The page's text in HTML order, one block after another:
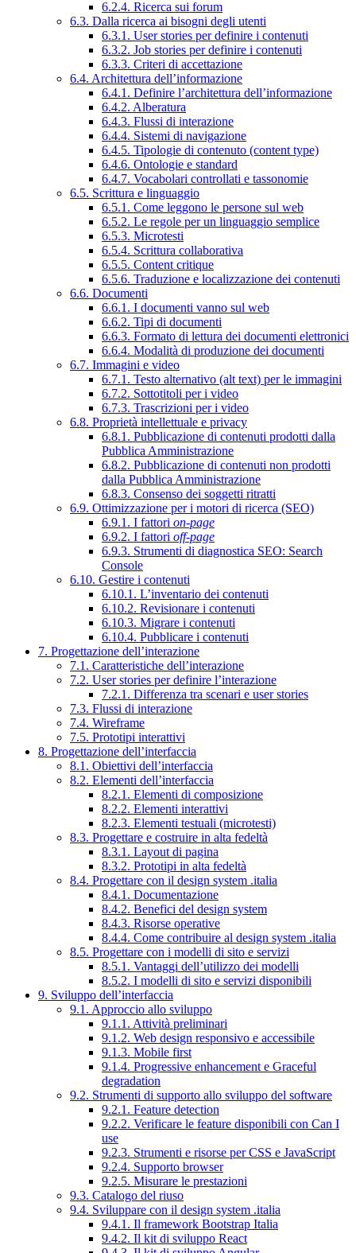
6.2.4. Ricerca sui forum
6.3. Dalla ricerca ai bisogni degli utenti
6.3.1. User stories per definire i contenuti
6.3.2. Job stories per definire i contenuti
6.3.3. Criteri di accettazione
6.4. Architettura dell’informazione
6.4.1. Definire l’architettura dell’informazione
6.4.2. Alberatura
6.4.3. Flussi di interazione
6.4.4. Sistemi di navigazione
6.4.5. Tipologie di contenuto (content type)
6.4.6. Ontologie e standard
6.4.7. Vocabolari controllati e tassonomie
6.5. Scrittura e linguaggio
6.5.1. Come leggono le persone sul web
6.5.2. Le regole per un linguaggio semplice
6.5.3. Microtesti
6.5.4. Scrittura collaborativa
6.5.5. Content critique
6.5.6. Traduzione e localizzazione dei contenuti
6.6. Documenti
6.6.1. I documenti vanno sul web
6.6.2. Tipi di documenti
6.6.3. Formato di lettura dei documenti elettronici
6.6.4. Modalità di produzione dei documenti
6.7. Immagini e video
6.7.1. Testo alternativo (alt text) per le immagini
6.7.2. Sottotitoli per i video
6.7.3. Trascrizioni per i video
6.8. Proprietà intellettuale e privacy
6.8.1. Pubblicazione di contenuti prodotti dalla
Pubblica Amministrazione
6.8.2. Pubblicazione di contenuti non prodotti
dalla Pubblica Amministrazione
6.8.3. Consenso dei soggetti ritratti
6.9. Ottimizzazione per i motori di ricerca (SEO)
6.9.1. I fattori on-page
6.9.2. I fattori off-page
6.9.3. Strumenti di diagnostica SEO: Search
Console
6.10. Gestire i contenuti
6.10.1. L’inventario dei contenuti
6.10.2. Revisionare i contenuti
6.10.3. Migrare i contenuti
6.10.4. Pubblicare i contenuti
7. Progettazione dell’interazione
7.1. Caratteristiche dell’interazione
7.2. User stories per definire l’interazione
7.2.1. Differenza tra scenari e user stories
7.3. Flussi di interazione
7.4. Wireframe
7.5. Prototipi interattivi
8. Progettazione dell’interfaccia
8.1. Obiettivi dell’interfaccia
8.2. Elementi dell’interfaccia
8.2.1. Elementi di composizione
8.2.2. Elementi interattivi
8.2.3. Elementi testuali (microtesti)
8.3. Progettare e costruire in alta fedeltà
8.3.1. Layout di pagina
8.3.2. Prototipi in alta fedeltà
8.4. Progettare con il design system .italia
8.4.1. Documentazione
8.4.2. Benefici del design system
8.4.3. Risorse operative
8.4.4. Come contribuire al design system .italia
8.5. Progettare con i modelli di sito e servizi
8.5.1. Vantaggi dell’utilizzo dei modelli
8.5.2. I modelli di sito e servizi disponibili
9. Sviluppo dell’interfaccia
9.1. Approccio allo sviluppo
9.1.1. Attività preliminari
9.1.2. Web design responsivo e accessibile
9.1.3. Mobile first
9.1.4. Progressive enhancement e Graceful
degradation
9.2. Strumenti di supporto allo sviluppo del software
9.2.1. Feature detection
9.2.2. Verificare le feature disponibili con Can I
use
9.2.3. Strumenti e risorse per CSS e JavaScript
9.2.4. Supporto browser
9.2.5. Misurare le prestazioni
9.3. Catalogo del riuso
9.4. Sviluppare con il design system .italia
9.4.1. Il framework Bootstrap Italia
9.4.2. Il kit di sviluppo React